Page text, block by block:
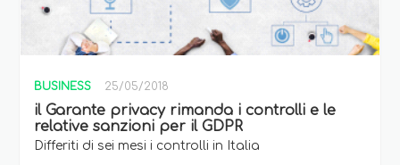
BUSINESS 25/05/2018
il Garante privacy rimanda i controlli e le
relative sanzioni per il GDPR
Differiti di sei mesi i controlli in Italia